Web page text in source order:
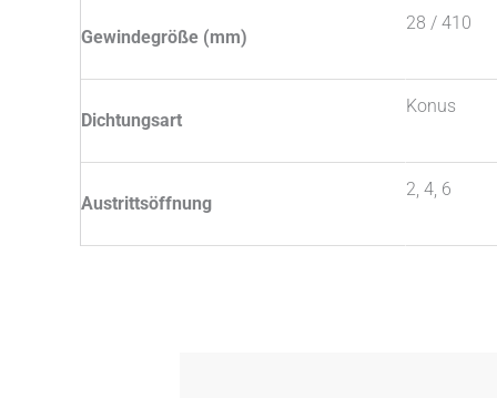
Gewindegröße (mm)
28 / 410
Dichtungsart
Konus
Austrittsöffnung
2, 4, 6